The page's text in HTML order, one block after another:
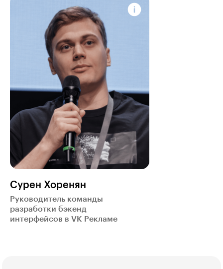
Сурен Хоренян
Руководитель команды
разработки бэкенд
интерфейсов в VK Рекламе